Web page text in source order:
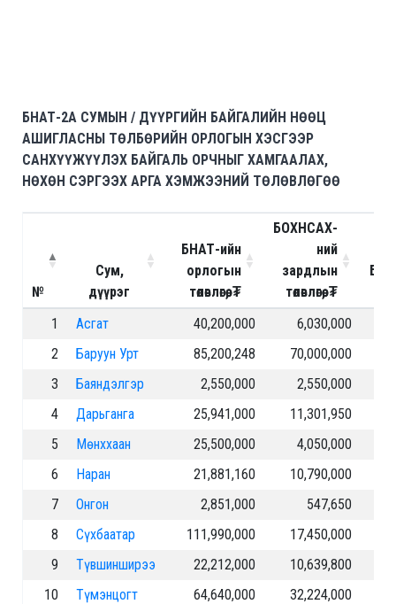
БНАТ-2A СУМЫН / ДҮҮРГИЙН БАЙГАЛИЙН НӨӨЦ
АШИГЛАСНЫ ТӨЛБӨРИЙН ОРЛОГЫН ХЭСГЭЭР
САНХҮҮЖҮҮЛЭХ БАЙГАЛЬ ОРЧНЫГ ХАМГААЛАХ,
НӨХӨН СЭРГЭЭХ АРГА ХЭМЖЭЭНИЙ ТӨЛӨВЛӨГӨӨ
№
Сум,
дүүрэг
БНАТ-ийн
орлогын
төлөвлөгөө, ₮
БОХНСАХ-
ний
зардлын
төлөвлөгөө, ₮
1
Асгат 40,200,000
6,030,000
2
Баруун Урт 85,200,248
70,000,000
3
Баяндэлгэр 2,550,000
2,550,000
4
Дарьганга 25,941,000
11,301,950
5
Мөнххаан 25,500,000
4,050,000
6
Наран 21,881,160
10,790,000
7
Онгон 2,851,000
547,650
8
Сүхбаатар 111,990,000
17,450,000
9
Түвшинширээ 22,212,000
10,639,800
10
Түмэнцогт 64,640,000
32,224,000